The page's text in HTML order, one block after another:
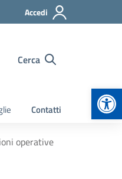
Accedi
Cerca
Contatti
operative